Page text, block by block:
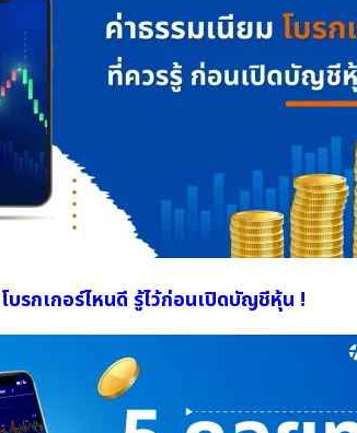
บรกเกอร์ไหนดี รู้ไว้ก่อนเปิดบัญชีหุ้น !